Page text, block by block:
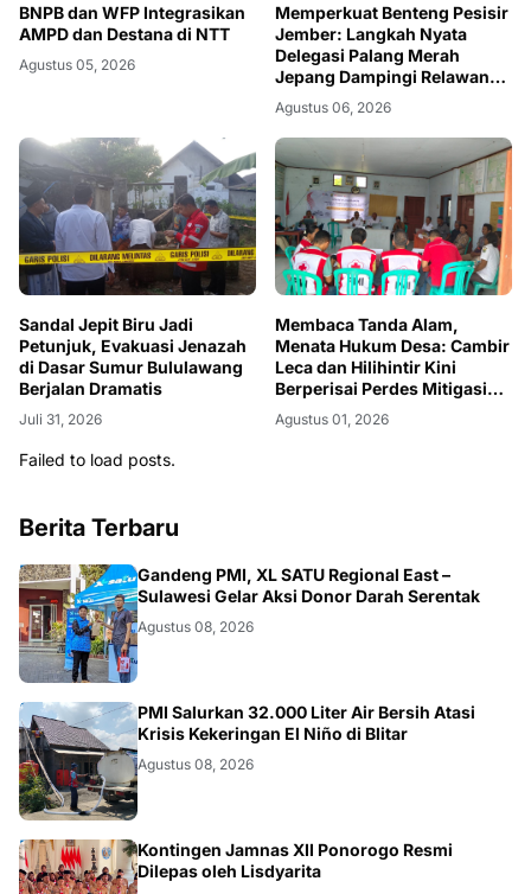
BNPB dan WFP Integrasikan
AMPD dan Destana di NTT
Agustus 05, 2026
Memperkuat Benteng Pesisir
Jember: Langkah Nyata
Delegasi Palang Merah
Jepang Dampingi Relawan
dan Sekolah Tangguh
Bencana
Agustus 06, 2026
Sandal Jepit Biru Jadi
Petunjuk, Evakuasi Jenazah
di Dasar Sumur Bululawang
Berjalan Dramatis
Juli 31, 2026
Membaca Tanda Alam,
Menata Hukum Desa: Cambir
Leca dan Hilihintir Kini
Berperisai Perdes Mitigasi
Bencana
Agustus 01, 2026
Failed to load posts.
Berita Terbaru
JATIM
Gandeng PMI, XL SATU Regional East –
Sulawesi Gelar Aksi Donor Darah Serentak
Agustus 08, 2026
BLITAR
PMI Salurkan 32.000 Liter Air Bersih Atasi
Krisis Kekeringan El Niño di Blitar
Agustus 08, 2026
JATIM
Kontingen Jamnas XII Ponorogo Resmi
Dilepas oleh Lisdyarita